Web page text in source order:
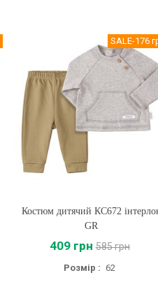
SALE-176
Купити
Костюм дитячий КС672
GR
409 грн 585 грн
Розмір : 62